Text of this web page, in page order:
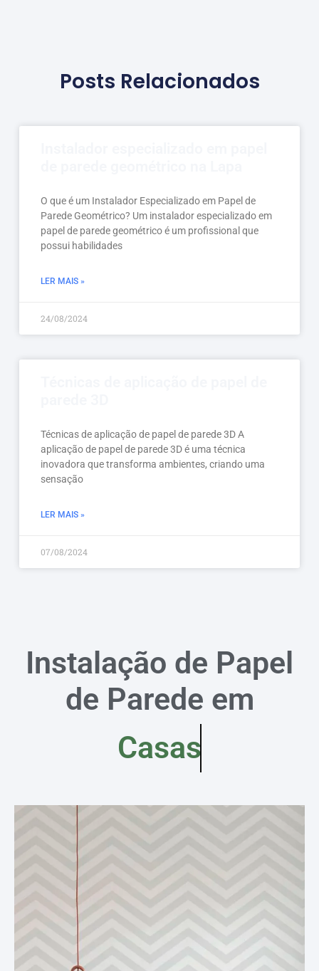
Posts Relacionados
O que é um Instalador Especializado em Papel de
Parede Geométrico? Um instalador especializado em
papel de parede geométrico é um profissional que
possui habilidades
LER MAIS »
24/08/2024
Técnicas de aplicação de papel de parede 3D A
aplicação de papel de parede 3D é uma técnica
inovadora que transforma ambientes, criando uma
sensação
LER MAIS »
07/08/2024
Instalação de Papel
de Parede em
Casas